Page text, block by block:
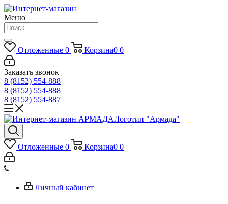
Меню
Отложенные 0 Корзина0 0
Заказать звонок
8 (8152) 554-888
8 (8152) 554-888
8 (8152) 554-887
Логотип "Армада"
Отложенные 0 Корзина0 0
Личный кабинет